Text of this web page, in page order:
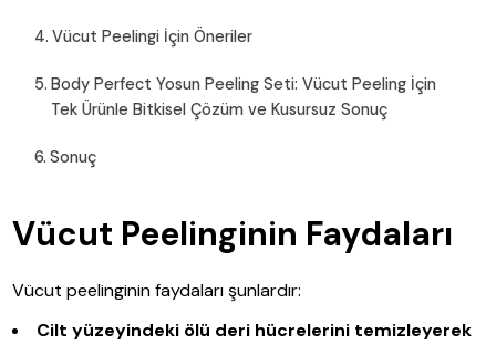
Vücut Peelingi İçin Öneriler
Body Perfect Yosun Peeling Seti: Vücut Peeling İçin
Tek Ürünle Bitkisel Çözüm ve Kusursuz Sonuç
Sonuç
Vücut Peelinginin Faydaları
Vücut peelinginin faydaları şunlardır:
Cilt yüzeyindeki ölü deri hücrelerini temizleyerek